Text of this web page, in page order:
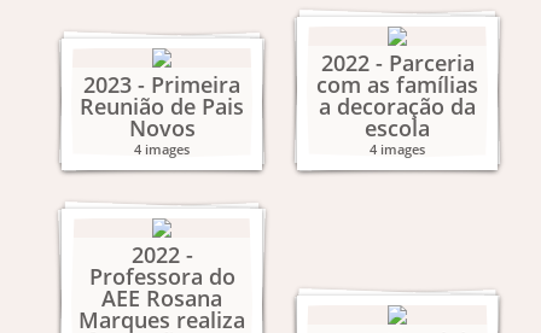
2023 - Primeira
Reunião de Pais
Novos
4 images
2022 - Parceria
com as famílias
a decoração da
escola
4 images
2022 -
Professora do
AEE Rosana
Marques realiza